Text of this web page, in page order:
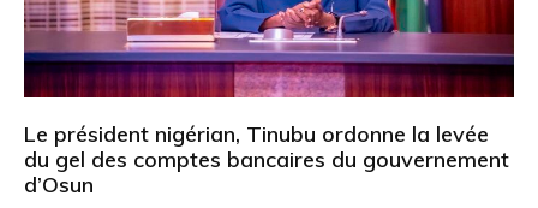
Le président nigérian, Tinubu ordonne la levée
du gel des comptes bancaires du gouvernement
d’Osun